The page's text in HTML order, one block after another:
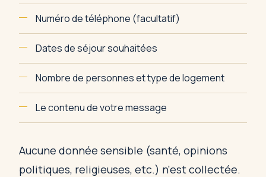
Numéro de téléphone (facultatif)
Dates de séjour souhaitées
Nombre de personnes et type de logement
Le contenu de votre message
Aucune donnée sensible (santé, opinions
politiques, religieuses, etc.) n'est collectée.